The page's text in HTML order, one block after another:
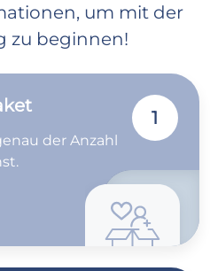
um mit der
zu beginnen!
der Anzahl
1